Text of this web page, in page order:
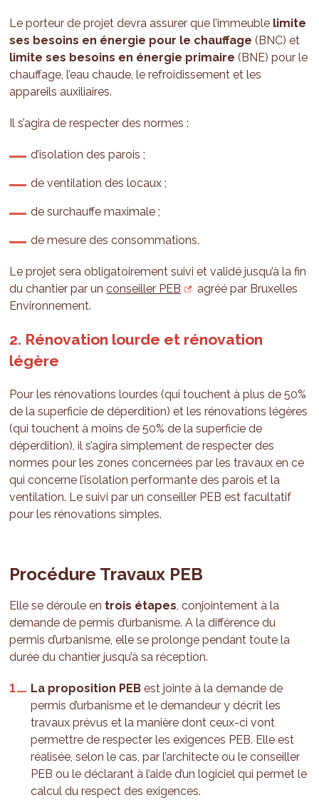
Le porteur de projet devra assurer que l’immeuble limite
ses besoins en énergie pour le chauffage (BNC) et
limite ses besoins en énergie primaire (BNE) pour le
chauffage, l’eau chaude, le refroidissement et les
appareils auxiliaires.
Il s’agira de respecter des normes :
d’isolation des parois ;
de ventilation des locaux ;
de surchauffe maximale ;
de mesure des consommations.
Le projet sera obligatoirement suivi et validé jusqu’à la fin
du chantier par unconseiller PEB
agréé par Bruxelles
Environnement.
2. Rénovation lourde et rénovation
légère
Pour les rénovations lourdes (qui touchent à plus de 50%
de la superficie de déperdition) et les rénovations légères
(qui touchent à moins de 50% de la superficie de
déperdition), il s’agira simplement de respecter des
normes pour les zones concernées par les travaux en ce
qui concerne l’isolation performante des parois et la
ventilation. Le suivi par un conseiller PEB est facultatif
pour les rénovations simples.
Procédure Travaux PEB
Elle se déroule en trois étapes, conjointement à la
demande de permis d’urbanisme. A la différence du
permis d’urbanisme, elle se prolonge pendant toute la
durée du chantier jusqu’à sa réception.
La proposition PEB est jointe à la demande de
permis d’urbanisme et le demandeur y décrit les
travaux prévus et la manière dont ceux-ci vont
permettre de respecter les exigences PEB. Elle est
réalisée, selon le cas, par l’architecte ou le conseiller
PEB ou le déclarant à l’aide d’un logiciel qui permet le
calcul du respect des exigences.